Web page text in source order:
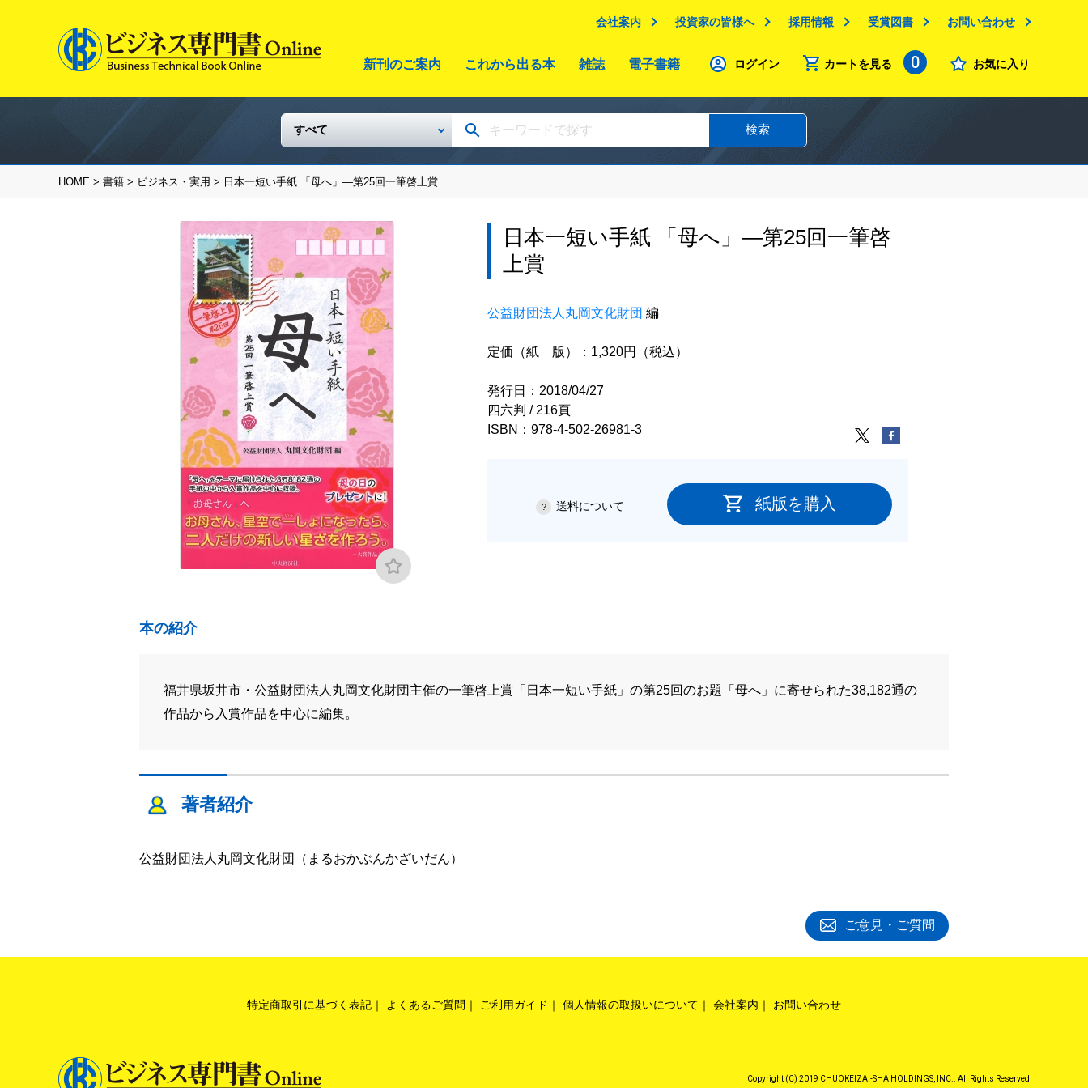
会社案内 投資家の皆様へ 採用情報 受賞図書 お問い合わせ
新刊のご案内 これから出る本 雑誌 電子書籍 ログイン カートを見る 0 お気に入り
検索
HOME > 書籍 > ビジネス・実用 > 日本一短い手紙 「母へ」―第25回一筆啓上賞
日本一短い手紙 「母へ」―第25回一筆啓
上賞
公益財団法人丸岡文化財団 編
定価（紙 版）：1,320円（税込）
発行日：2018/04/27
四六判 / 216頁
ISBN：978-4-502-26981-3
紙版を購入
送料について
本の紹介
福井県坂井市・公益財団法人丸岡文化財団主催の一筆啓上賞「日本一短い手紙」の第25回のお題「母へ」に寄せられた38,182通の
作品から入賞作品を中心に編集。
著者紹介
公益財団法人丸岡文化財団（まるおかぶんかざいだん）
ご意見・ご質問
特定商取引に基づく表記 よくあるご質問 ご利用ガイド 個人情報の取扱いについて 会社案内 お問い合わせ
Copyright (C) 2019 CHUOKEIZAI-SHA HOLDINGS, INC.. All Rights Reserved